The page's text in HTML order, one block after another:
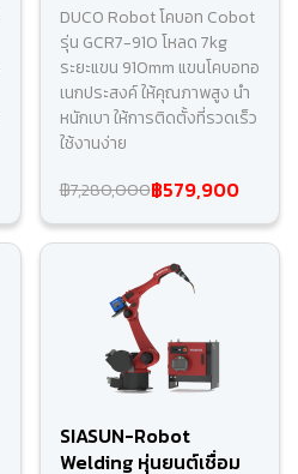
DUCO Robot โคบอท Cobot
รุ่น GCR7-910 โหลด 7kg
ระยะแขน 910mm แขนโคบอทอ
เนกประสงค์ ให้คุณภาพสูง นำ
หนักเบา ให้การติดตั้งที่รวดเร็ว
ใช้งานง่าย
฿7,280,000฿579,900
SIASUN-Robot
Welding หุ่นยนต์เชื่อม